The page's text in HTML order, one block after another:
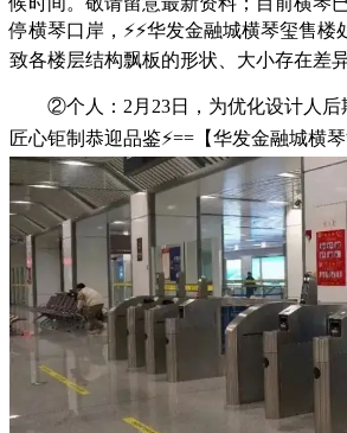
停横琴口岸，⚡⚡华发金融城横琴玺售
致各楼层结构飘板的形状、大小存在差异
②个人：2月23日，为优化设计人后期
匠心钜制恭迎品鉴⚡==【华发金融城